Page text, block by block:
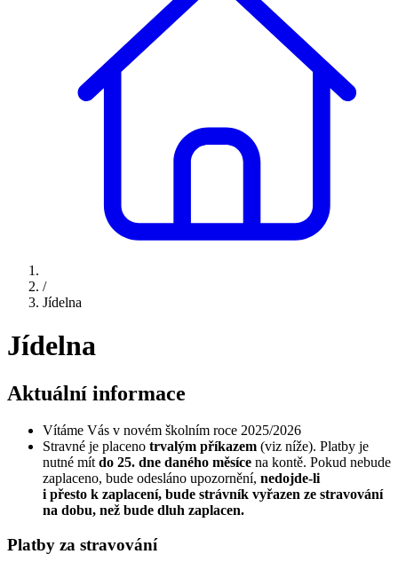
/
Jídelna
Jídelna
Aktuální informace
Vítáme Vás v novém školním roce 2025/2026
Stravné je placeno trvalým příkazem (viz níže). Platby je
nutné mítdo 25. dne daného měsíce na kontě. Pokud nebude
zaplaceno, bude odesláno upozornění, nedojde-li
i přesto k zaplacení, bude strávník vyřazen ze stravování
na dobu, než bude dluh zaplacen.
Platby za stravování